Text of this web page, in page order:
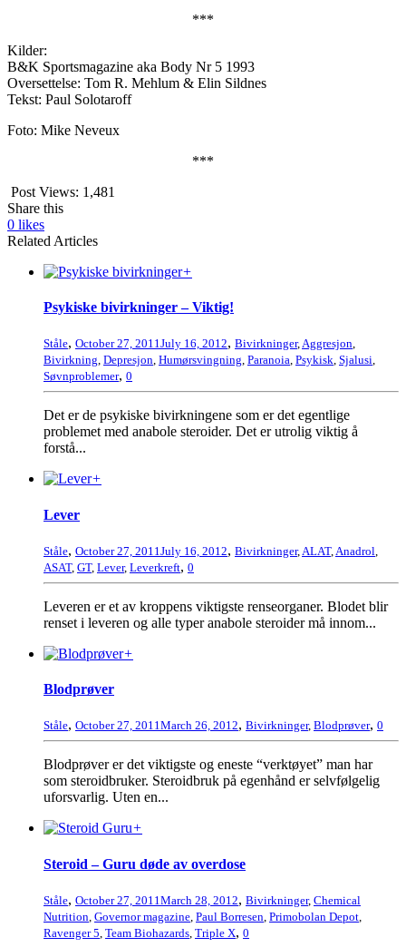
***
Kilder:
B&K Sportsmagazine aka Body Nr 5 1993
Oversettelse: Tom R. Mehlum & Elin Sildnes
Tekst: Paul Solotaroff
Foto: Mike Neveux
***
Post Views: 1,481
Share this
0 likes
Related Articles
+
Psykiske bivirkninger – Viktig!
Ståle, October 27, 2011July 16, 2012, Bivirkninger,Aggresjon,
Bivirkning, Depresjon, Humørsvingning, Paranoia, Psykisk, Sjalusi,
Søvnproblemer, 0
Det er de psykiske bivirkningene som er det egentlige
problemet med anabole steroider. Det er utrolig viktig å
forstå...
+
Lever
Ståle, October 27, 2011 July 16, 2012, Bivirkninger, ALAT, Anadrol
ASAT, GT, Lever, Leverkreft, 0
Leveren er et av kroppens viktigste renseorganer. Blodet blir
renset i leveren og alle typer anabole steroider må innom...
+
Blodprøver
Ståle, October 27, 2011March 26, 2012, Bivirkninger, Blodprøver, 0
Blodprøver er det viktigste og eneste “verktøyet” man har
som steroidbruker. Steroidbruk på egenhånd er selvfølgelig
uforsvarlig. Uten en...
+
Steroid – Guru døde av overdose
Ståle, October 27, 2011 March 28, 2012, Bivirkninger, Chemical
Nutrition Governor magazine Paul Borresen Primobolan Depot
Ravenger 5 Team Biohazards Triple X, 0